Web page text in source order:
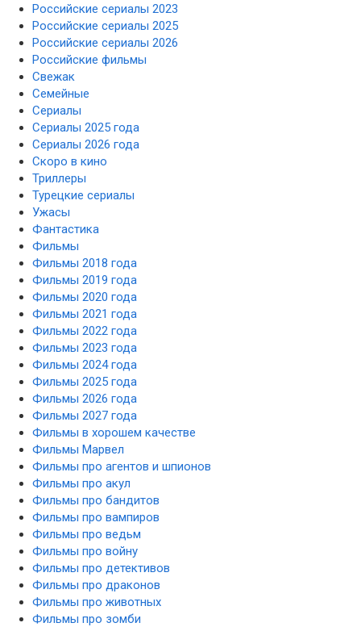
Российские сериалы 2023
Российские сериалы 2025
Российские сериалы 2026
Российские фильмы
Свежак
Семейные
Сериалы
Сериалы 2025 года
Сериалы 2026 года
Скоро в кино
Триллеры
Турецкие сериалы
Ужасы
Фантастика
Фильмы
Фильмы 2018 года
Фильмы 2019 года
Фильмы 2020 года
Фильмы 2021 года
Фильмы 2022 года
Фильмы 2023 года
Фильмы 2024 года
Фильмы 2025 года
Фильмы 2026 года
Фильмы 2027 года
Фильмы в хорошем качестве
Фильмы Марвел
Фильмы про агентов и шпионов
Фильмы про акул
Фильмы про бандитов
Фильмы про вампиров
Фильмы про ведьм
Фильмы про войну
Фильмы про детективов
Фильмы про драконов
Фильмы про животных
Фильмы про зомби